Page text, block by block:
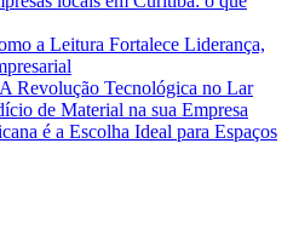
a Leitura Fortalece Liderança,
Revolução Tecnológica no Lar
de Material na sua Empresa
é a Escolha Ideal para Espaços